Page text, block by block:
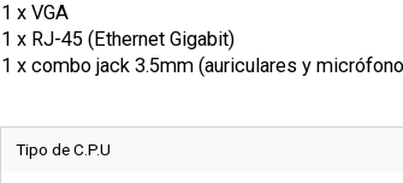
1 x VGA
1 x RJ-45 (Ethernet Gigabit)
1 x combo jack 3.5mm (auriculares y
Tipo de C.P.U